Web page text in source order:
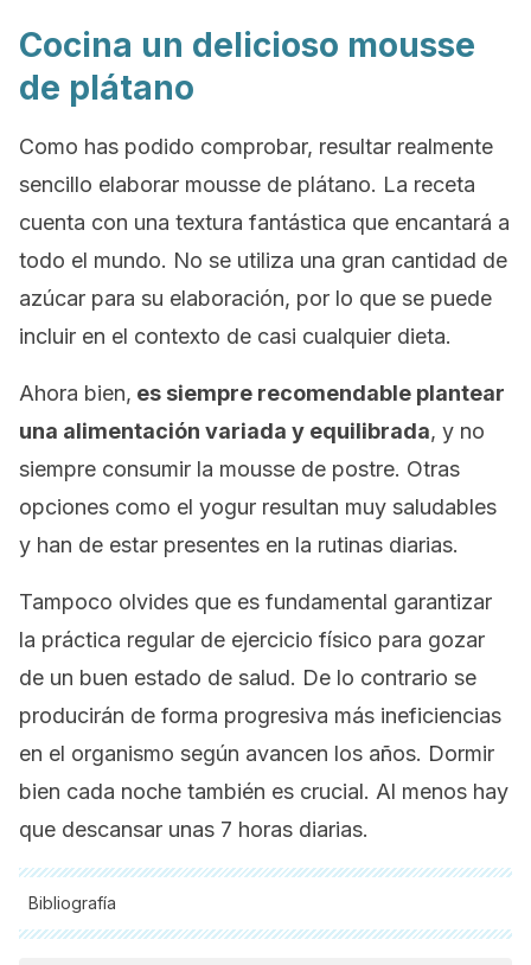
Cocina un delicioso mousse
de plátano
Como has podido comprobar, resultar realmente
sencillo elaborar mousse de plátano. La receta
cuenta con una textura fantástica que encantará a
todo el mundo. No se utiliza una gran cantidad de
azúcar para su elaboración, por lo que se puede
incluir en el contexto de casi cualquier dieta.
Ahora bien, es siempre recomendable plantear
una alimentación variada y equilibrada, y no
siempre consumir la mousse de postre. Otras
opciones como el yogur resultan muy saludables
y han de estar presentes en la rutinas diarias.
Tampoco olvides que es fundamental garantizar
la práctica regular de ejercicio físico para gozar
de un buen estado de salud. De lo contrario se
producirán de forma progresiva más ineficiencias
en el organismo según avancen los años. Dormir
bien cada noche también es crucial. Al menos hay
que descansar unas 7 horas diarias.
Bibliografía
Todas las fuentes citadas fueron revisadas a profundidad por